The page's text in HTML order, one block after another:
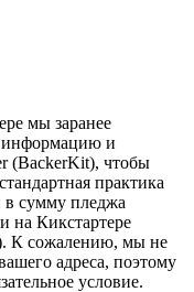
мы заранее
информацию и
(BackerKit), чтобы
практика
в сумму пледжа
на Кикстартере
К сожалению, мы не
адреса, поэтому
условие.